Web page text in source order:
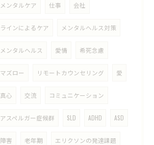
メンタルケア 仕事 会社
ラインによるケア メンタルヘルス対策
メンタルヘルス 愛情 希死念慮
マズロー リモートカウンセリング 愛
真心 交流 コミュニケーション
アスペルガー症候群 SLD ADHD ASD
障害 老年期 エリクソンの発達課題